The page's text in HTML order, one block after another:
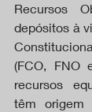
Recursos
depósitos à
(FCO, FNO
recursos
têm origem